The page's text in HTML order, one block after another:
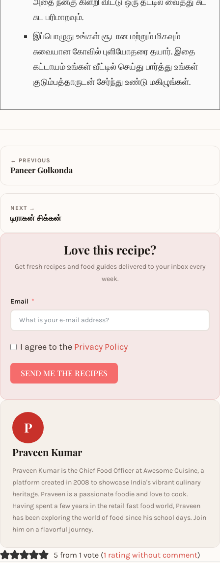
சுட பரிமாறவும்.
இப்பொழுது உங்கள் சூடான மற்றும் மிகவும்
சுவையான கோவில் புளியோதரை தயார். இதை
கட்டாயம் உங்கள் வீட்டில் செய்து பார்த்து உங்கள்
குடும்பத்தாருடன் சேர்ந்து உண்டு மகிழுங்கள்.
← PREVIOUS
Paneer Golkonda
NEXT →
டிராகன் சிக்கன்
Love this recipe?
Get fresh recipes and food guides delivered to your inbox every
week.
Email
I agree to the Privacy Policy
SEND ME THE RECIPES
P
Praveen Kumar
Praveen Kumar is the Chief Food Officer at Awesome Cuisine, a
platform created in 2008 to showcase India's vibrant culinary
heritage. Praveen is a passionate foodie and love to cook.
Having spent a few years in the retail fast food world, Praveen
has been exploring the world of food since his school days. Join
him on a flavorful journey.
5 from 1 vote (1 rating without comment)